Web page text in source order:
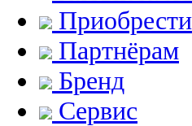
Приобрести
Партнёрам
Бренд
Сервис